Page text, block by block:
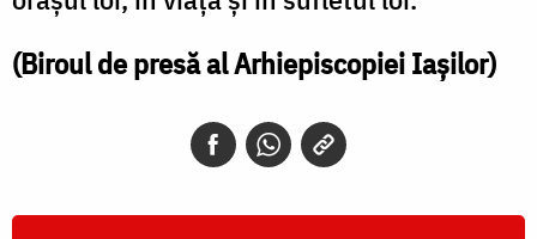
(Biroul de presă al Arhiepiscopiei Iaşilor)